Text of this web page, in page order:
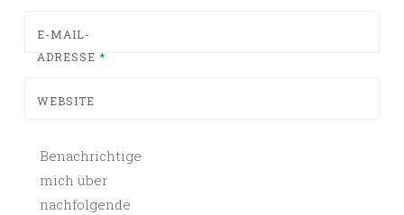
E-MAIL-
ADRESSE *
WEBSITE
Benachrichtige
mich über
nachfolgende